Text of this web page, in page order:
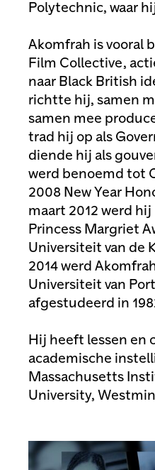
Polytechnic, waar
Akomfrah is vooral
Film Collective,
naar Black British
richtte hij, samen
samen mee
trad hij op als
diende hij als
werd benoemd tot
2008 New Year
maart 2012 werd
Princess Margriet
Universiteit van de
2014 werd
Universiteit van
afgestudeerd in
Hij heeft lessen en
academische
Massachusetts
University,